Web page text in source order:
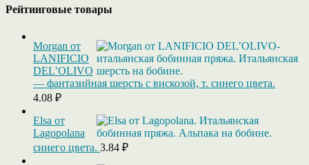
Рейтинговые товары
Morgan от
LANIFICIO
DEL’OLIVO
— фантазийная шерсть с вискозой, т. синего цвета.
4.08 ₽
Elsa от
Lagopolana
синего цвета. 3.84 ₽